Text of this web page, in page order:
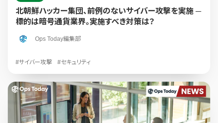
北朝鮮ハッカー集団、前例のないサイバー攻撃を実施 ─
標的は暗号通貨業界。実施すべき対策は？
Ops Today編集部
#サイバー攻撃 #セキュリティ